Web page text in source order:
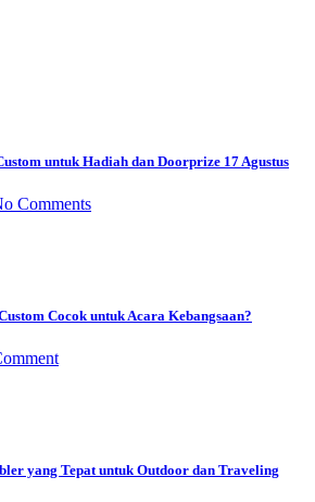
untuk Hadiah dan Doorprize 17 Agustus
Comments
Cocok untuk Acara Kebangsaan?
yang Tepat untuk Outdoor dan Traveling